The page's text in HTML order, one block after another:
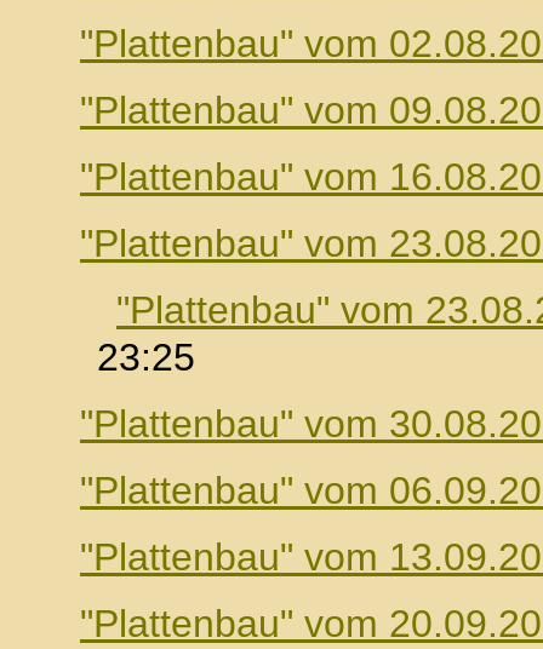
"Plattenbau" vom
"Plattenbau" vom
"Plattenbau" vom
"Plattenbau" vom
"Plattenbau" vom
23:25
"Plattenbau" vom
"Plattenbau" vom
"Plattenbau" vom
"Plattenbau" vom